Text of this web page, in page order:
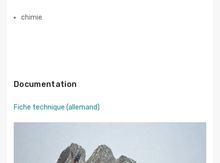
chimie
Documentation
Fiche technique (allemand)